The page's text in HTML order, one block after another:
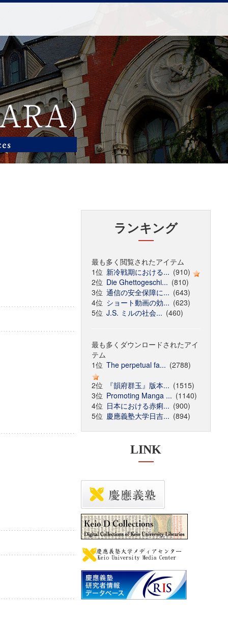
ランキング
最も多く閲覧されたアイテム
1位 新冷戦期における... (910)
2位 Die Ghettogeschi... (810)
3位 通信の安全保障に... (643)
4位 ショート動画の効... (623)
5位 J.S. ミルの社会... (460)
最も多くダウンロードされたアイ
テム
1位 The perpetual fa... (2788)
2位
『韻府群玉』版本... (1515)
3位 Promoting Manga ... (1140)
4位 日本における赤痢... (900)
5位 慶應義塾大学日吉... (894)
LINK